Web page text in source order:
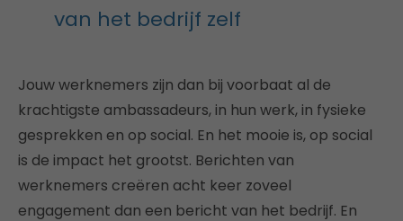
van het bedrijf zelf
Jouw werknemers zijn dan bij voorbaat al de
krachtigste ambassadeurs, in hun werk, in fysieke
gesprekken en op social. En het mooie is, op social
is de impact het grootst. Berichten van
werknemers creëren acht keer zoveel
engagement dan een bericht van het bedrijf. En